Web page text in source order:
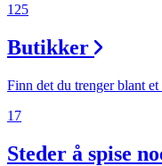
Gavekort
125
Butikker
Finn det du trenger blant
17
Steder å spise